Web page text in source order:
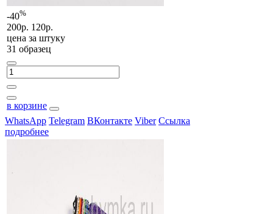
-40%
200р. 120р.
цена за штуку
31 образец
в корзине
WhatsApp Telegram ВКонтакте Viber Ссылка
подробнее